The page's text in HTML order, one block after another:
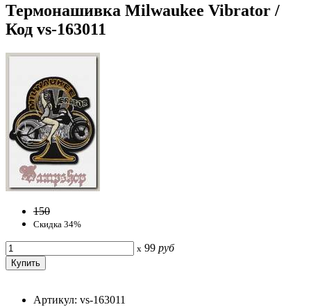
Термонашивка Milwaukee Vibrator /
Код vs-163011
150
Скидка 34%
x 99 руб
Артикул: vs-163011